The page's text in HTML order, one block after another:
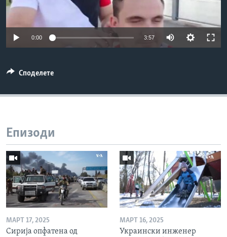
ИНТЕРВЈУА
Јазици
0:00 3:57
Споделете
Епизоди
МАРТ 17, 2025
Сирија опфатена од
МАРТ 16, 2025
Украински инженер